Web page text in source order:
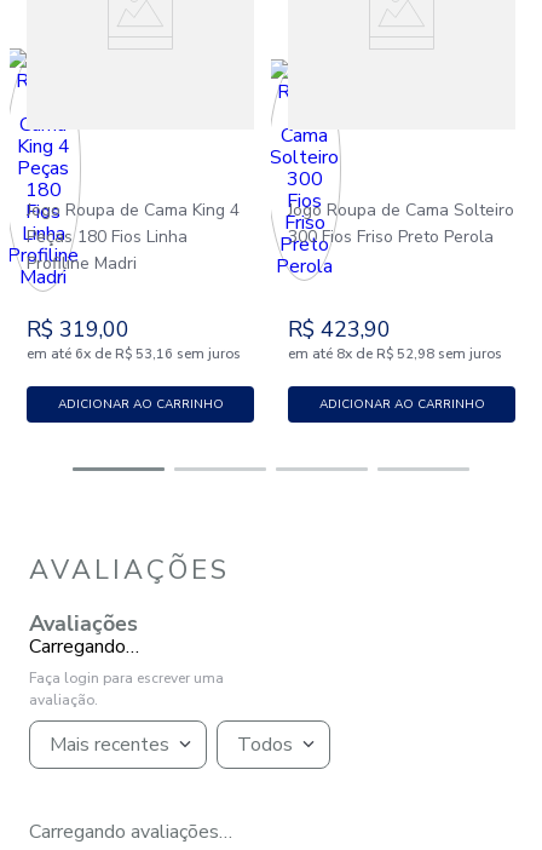
Jogo Roupa de Cama King 4
Peças 180 Fios Linha
Profiline Madri
R$ 319,00
em até 6x de R$ 53,16 sem juros
ADICIONAR AO CARRINHO
Jogo Roupa de Cama Solteiro
300 Fios Friso Preto Perola
R$ 423,90
em até 8x de R$ 52,98 sem juros
ADICIONAR AO CARRINHO
AVALIAÇÕES
Avaliações
Carregando…
Faça login para escrever uma
avaliação.
Mais recentes Todos
Carregando avaliações…